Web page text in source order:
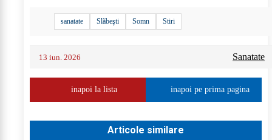
sanatate Slăbeşti Somn Stiri
13 iun. 2026 Sanatate
inapoi la lista inapoi pe prima pagina
Articole similare